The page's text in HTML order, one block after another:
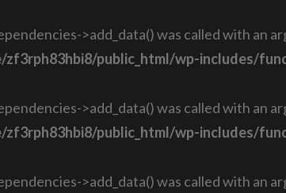
>add_data() was called with an
zf3rph83hbi8/public_html/wp-includes/
>add_data() was called with an
zf3rph83hbi8/public_html/wp-includes/
>add_data() was called with an